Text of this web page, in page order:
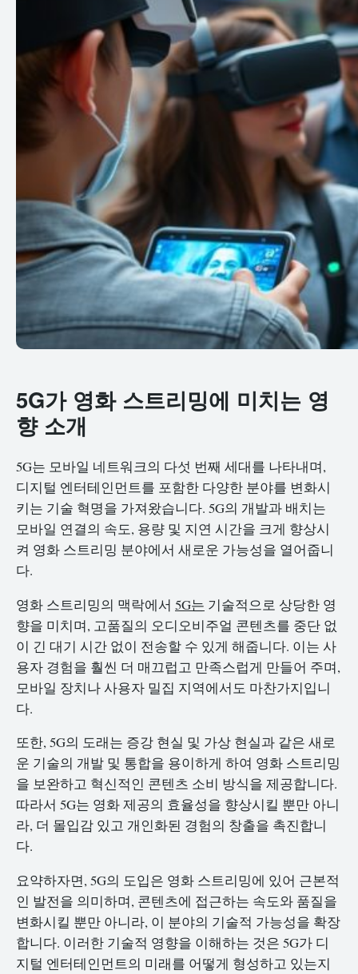
5G가 영화 스트리밍에 미치는 영
향 소개
5G는 모바일 네트워크의 다섯 번째 세대를 나타내며,
디지털 엔터테인먼트를 포함한 다양한 분야를 변화시
키는 기술 혁명을 가져왔습니다. 5G의 개발과 배치는
모바일 연결의 속도, 용량 및 지연 시간을 크게 향상시
켜 영화 스트리밍 분야에서 새로운 가능성을 열어줍니
다.
영화 스트리밍의 맥락에서 5G는 기술적으로 상당한 영
향을 미치며, 고품질의 오디오비주얼 콘텐츠를 중단 없
이 긴 대기 시간 없이 전송할 수 있게 해줍니다. 이는 사
용자 경험을 훨씬 더 매끄럽고 만족스럽게 만들어 주며,
모바일 장치나 사용자 밀집 지역에서도 마찬가지입니
다.
또한, 5G의 도래는 증강 현실 및 가상 현실과 같은 새로
운 기술의 개발 및 통합을 용이하게 하여 영화 스트리밍
을 보완하고 혁신적인 콘텐츠 소비 방식을 제공합니다.
따라서 5G는 영화 제공의 효율성을 향상시킬 뿐만 아니
라, 더 몰입감 있고 개인화된 경험의 창출을 촉진합니
다.
요약하자면, 5G의 도입은 영화 스트리밍에 있어 근본적
인 발전을 의미하며, 콘텐츠에 접근하는 속도와 품질을
변화시킬 뿐만 아니라, 이 분야의 기술적 가능성을 확장
합니다. 이러한 기술적 영향을 이해하는 것은 5G가 디
지털 엔터테인먼트의 미래를 어떻게 형성하고 있는지